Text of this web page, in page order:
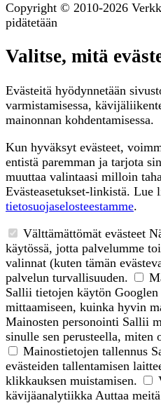
Copyright © 2010-2026
pidätetään
Valitse, mitä
Evästeitä hyödynnetään
varmistamisessa,
mainonnan kohdentamisessa.
Kun hyväksyt evästeet,
entistä paremman ja tarjota
muuttaa valintaasi milloin
Evästeasetukset-linkistä. Lue
tietosuojaselosteestamme.
Välttämättömät evästeet
käytössä, jotta palvelumme
valinnat (kuten tämän
palvelun turvallisuuden.
Sallii tietojen käytön Googlen
mittaamiseen, kuinka hyvin
Mainosten personointi Sallii
sinulle sen perusteella, miten
Mainostietojen tallennus
evästeiden tallentamisen
klikkauksen muistamisen.
kävijäanalytiikka Auttaa